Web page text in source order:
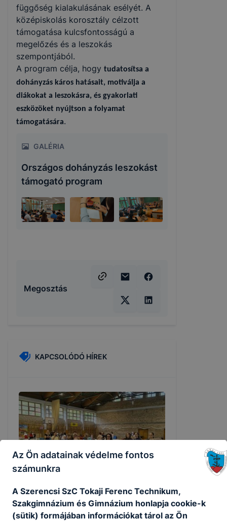
függőség kialakulásának esélyét. A
középiskolás korosztály célzott
támogatása kulcsfontosságú a
megelőzés és a leszokás
szempontjából.
A program célja, hogy tudatosítsa a
dohányzás káros hatásait, motiválja a
diákokat a leszokásra, és gyakorlati
eszközöket nyújtson a folyamat
támogatására.
GALÉRIA
Országos dohányzás leszokást
támogató program
Megosztás
KAPCSOLÓDÓ HÍREK
„Mesterségek játszótere” – avagy a
Az Ön adatainak védelme fontos
számunkra
A Szerencsi SzC Tokaji Ferenc Technikum,
Szakgimnázium és Gimnázium honlapja cookie-k
(sütik) formájában információkat tárol az Ön